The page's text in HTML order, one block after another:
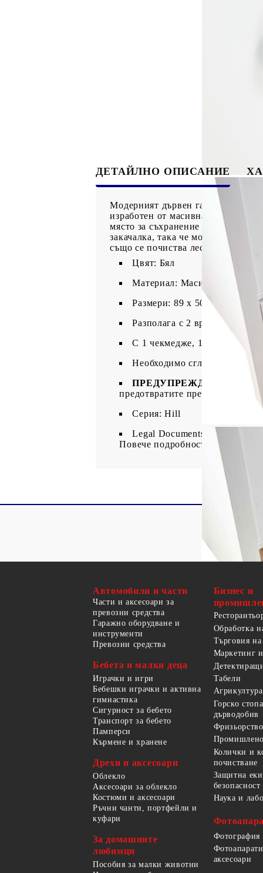
ДЕТАЙЛНО ОПИСАНИЕ
Модерният дървен гардероб е
изработен от масивна борова
място за съхранение на по-малки
закачалка, така че можете да го
също се почиства лесно със суха
Цвят: Бял
Материал: Масивна борова
Размери: 89 x 50 x 170 см
Разполага с 2 врати
С 1 чекмедже, 1 рафт и
Необходимо сглобяване: Да
ПРЕДУПРЕЖДЕНИЕ:
предотвратите преобръщане.
Серия: Hill
Legal Documents:
Повече подробности за
Автомобили и части
Части и аксесоари за
превозни средства
Гаражно оборудване и
инструменти
Превозни средства
Бебета и малки деца
Играчки и игри
Бебешки играчки и активна
гимнастика
Сигурност за бебето
Транспорт за бебето
Памперси
Кърмене и хранене
Дрехи и аксесоари
Облекло
Аксесоари за облекло
Костюми и аксесоари
Ръчни чанти, портфейли и
куфари
За домашните
любимци
Пособия за малки животни
Бизнес и
Обработка
Търговия
Маркетинг
Табели
Агрикултура
Горско
дърводобив
Колички и
почистване
Защитна
Наука и
Фотография
аксесоари